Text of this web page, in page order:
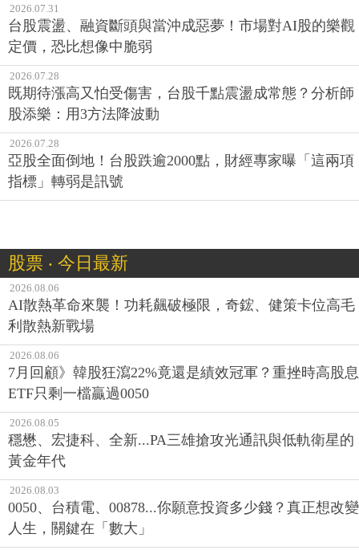
2026.07.31
台股震盪、融資斷頭與當沖成惡夢！市場對AI股的樂觀
定價，恐比想像中脆弱
2026.07.28
既期待漲高又怕受傷害，台股千點震盪成常態？分析師
股添樂：用3方法降波動
2026.07.28
亞股全面倒地！台股跌逾2000點，財經專家曝「這兩項
指標」轉弱是訊號
股票 ‧ 今日最新
2026.08.06
AI散熱革命來襲！功耗飆破極限，奇鋐、健策卡位高毛
利散熱新戰場
2026.08.06
7月回顧》韓股狂瀉22%竟還是績效冠軍？重挫時高股息
ETF只剩一檔贏過0050
2026.08.05
穩懋、宏捷科、全新...PA三雄搶攻光通訊與低軌衛星的
黃金年代
2026.08.03
0050、台積電、00878...你願意投資多少錢？真正想改變
人生，關鍵在「數大」